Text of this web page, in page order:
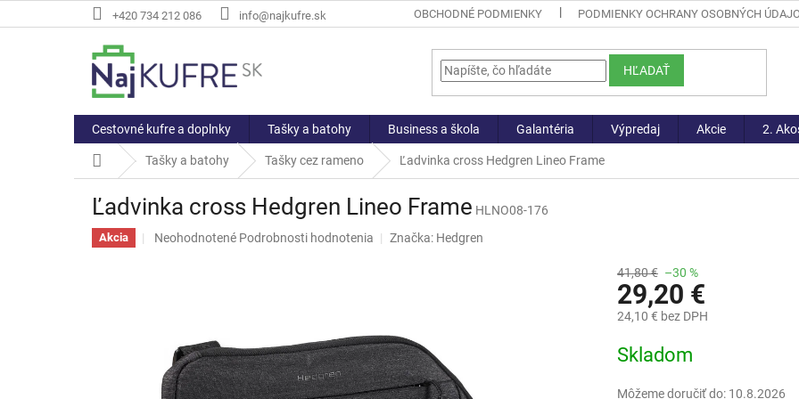
na
+420 734 212 086 info@najkufre.sk OBCHODNÉ PODMIENKY PODMIENKY OCHRANY OSOBNÝCH
HĽADAŤ
Cestovné kufre a doplnky Tašky a batohy Business a škola Galantéria Výpredaj Akcie 2.
DomovTašky a batohy Tašky cez rameno Ľadvinka cross Hedgren Lineo Frame
Ľadvinka cross Hedgren Lineo Frame HLNO08-176
Akcia
Priemerné
hviezdičiek.
Neohodnotené Podrobnosti hodnotenia Značka: Hedgren
41,80 € –30 %
29,20 €
24,10 € bez DPH
cena:
Skladom
Môžeme doručiť do: 10.8.2026